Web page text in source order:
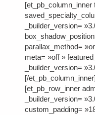
[et_pb_column_inner
_builder_version=
parallax_method=
meta= »off »
_builder_version=
[/
[et_pb_row_inner
_builder_version=
custom_padding=